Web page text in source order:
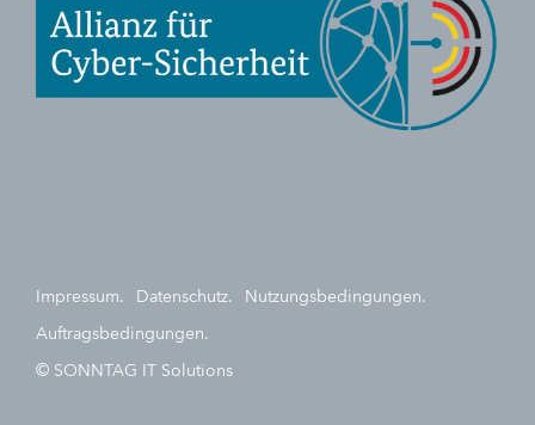
Impressum. Datenschutz. Nutzungsbedingungen.
Auftragsbedingungen.
© SONNTAG IT Solutions